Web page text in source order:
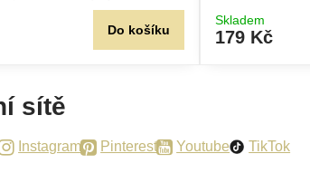
Do košíku
Skladem
179 Kč
sítě
Instagram Pinterest Youtube TikTok